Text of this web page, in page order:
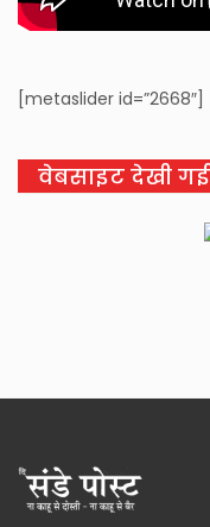
[metaslider id=”2668″]
वेबसाइट देखी गई